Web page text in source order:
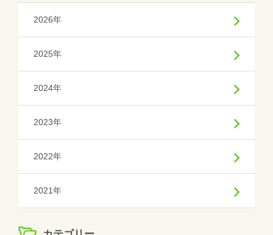
2026年
2025年
2024年
2023年
2022年
2021年